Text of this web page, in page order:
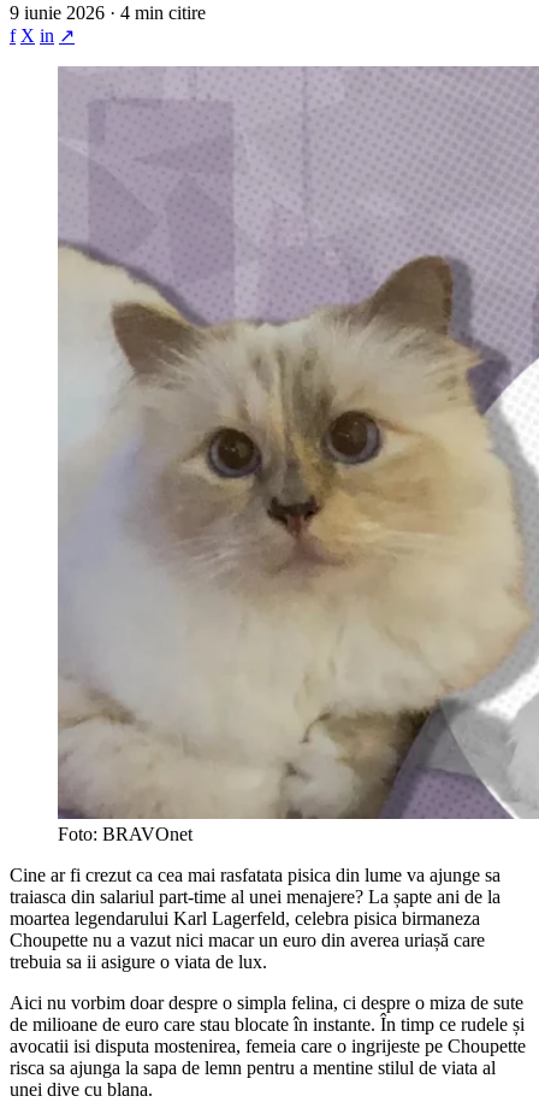
9 iunie 2026 · 4 min citire
f X in ↗
Foto: BRAVOnet
Cine ar fi crezut ca cea mai rasfatata pisica din lume va ajunge sa
traiasca din salariul part-time al unei menajere? La șapte ani de la
moartea legendarului Karl Lagerfeld, celebra pisica birmaneza
Choupette nu a vazut nici macar un euro din averea uriașă care
trebuia sa ii asigure o viata de lux.
Aici nu vorbim doar despre o simpla felina, ci despre o miza de sute
de milioane de euro care stau blocate în instante. În timp ce rudele și
avocatii isi disputa mostenirea, femeia care o ingrijeste pe Choupette
risca sa ajunga la sapa de lemn pentru a mentine stilul de viata al
unei dive cu blana.